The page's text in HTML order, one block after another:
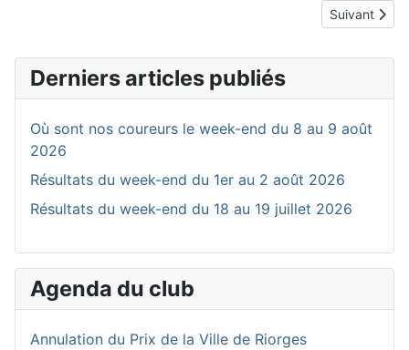
Article
Suivant
Derniers articles publiés
Où sont nos coureurs le week-end du 8 au 9 août
2026
Résultats du week-end du 1er au 2 août 2026
Résultats du week-end du 18 au 19 juillet 2026
Agenda du club
Annulation du Prix de la Ville de Riorges